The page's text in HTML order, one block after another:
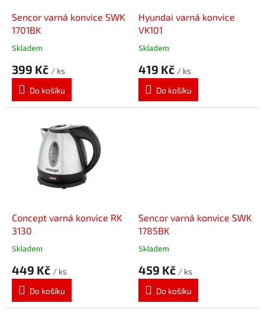
Sencor varná konvice SWK
1701BK
Skladem
399 Kč / ks
Do košíku
Hyundai varná konvice
VK101
Skladem
419 Kč / ks
Do košíku
Concept varná konvice RK
3130
Skladem
449 Kč / ks
Do košíku
Sencor varná konvice SWK
1785BK
Skladem
459 Kč / ks
Do košíku